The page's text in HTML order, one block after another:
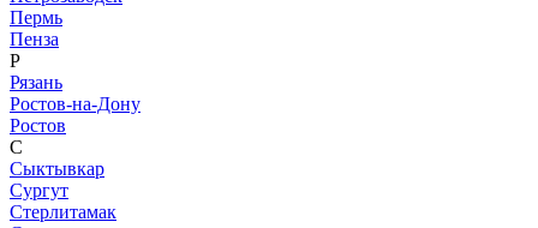
Пермь
Пенза
Р
Рязань
Ростов-на-Дону
Ростов
С
Сыктывкар
Сургут
Стерлитамак